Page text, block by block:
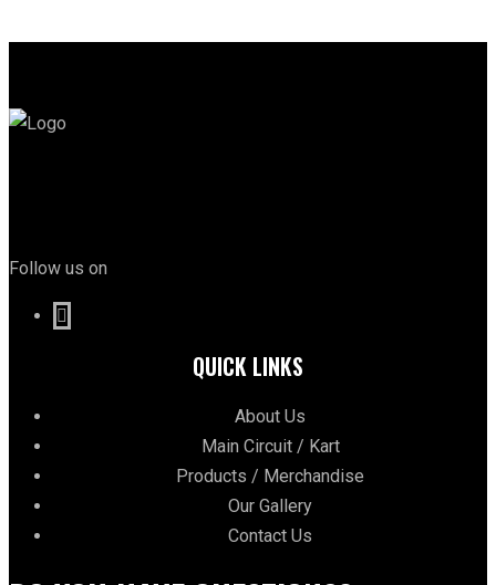
Follow us on
QUICK LINKS
About Us
Main Circuit / Kart
Products / Merchandise
Our Gallery
Contact Us